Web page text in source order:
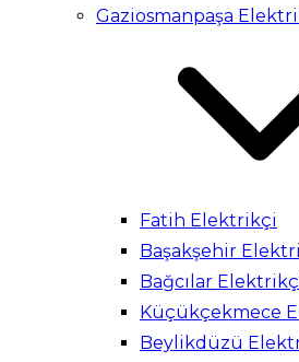
Gaziosmanpaşa
Fatih Elektrikçi
Başakşehir
Bağcılar
Küçükçekmece
Beylikdüzü